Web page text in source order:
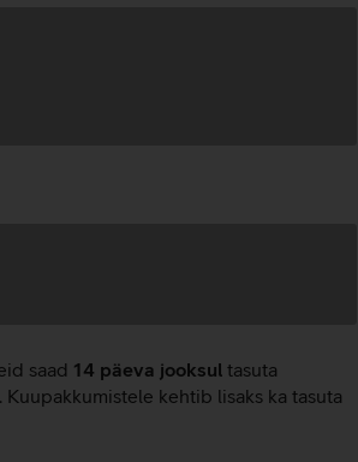
saad 14 päeva jooksul tasuta
Kuupakkumistele kehtib lisaks ka tasuta